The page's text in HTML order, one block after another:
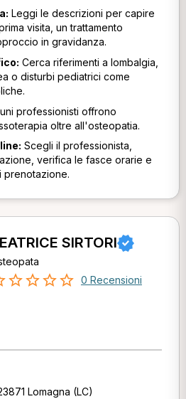
Leggi le descrizioni per capire
visita, un trattamento
in gravidanza.
Cerca riferimenti a lombalgia,
o disturbi pediatrici come
professionisti offrono
oltre all'osteopatia.
Scegli il professionista,
verifica le fasce orarie e
prenotazione.
SIRTORI
0 Recensioni
Lomagna (LC)